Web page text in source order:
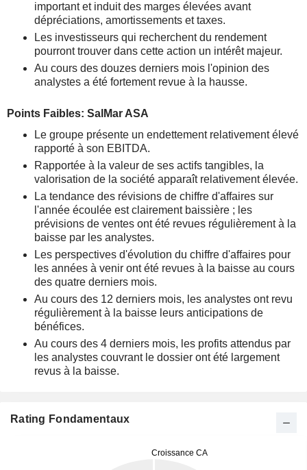
important et induit des marges élevées avant
dépréciations, amortissements et taxes.
Les investisseurs qui recherchent du rendement
pourront trouver dans cette action un intérêt majeur.
Au cours des douzes derniers mois l'opinion des
analystes a été fortement revue à la hausse.
Points Faibles: SalMar ASA
Le groupe présente un endettement relativement élevé
rapporté à son EBITDA.
Rapportée à la valeur de ses actifs tangibles, la
valorisation de la société apparaît relativement élevée.
La tendance des révisions de chiffre d'affaires sur
l'année écoulée est clairement baissière ; les
prévisions de ventes ont été revues régulièrement à la
baisse par les analystes.
Les perspectives d'évolution du chiffre d'affaires pour
les années à venir ont été revues à la baisse au cours
des quatre derniers mois.
Au cours des 12 derniers mois, les analystes ont revu
régulièrement à la baisse leurs anticipations de
bénéfices.
Au cours des 4 derniers mois, les profits attendus par
les analystes couvrant le dossier ont été largement
revus à la baisse.
Rating Fondamentaux